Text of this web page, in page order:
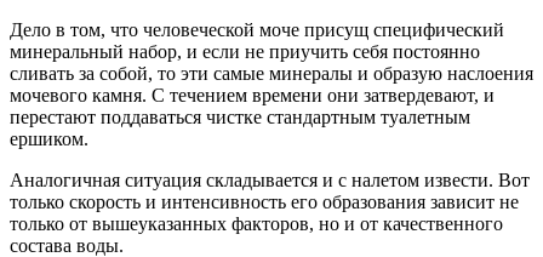
Дело в том, что человеческой моче присущ специфический
минеральный набор, и если не приучить себя постоянно
сливать за собой, то эти самые минералы и образую наслоения
мочевого камня. С течением времени они затвердевают, и
перестают поддаваться чистке стандартным туалетным
ершиком.
Аналогичная ситуация складывается и с налетом извести. Вот
только скорость и интенсивность его образования зависит не
только от вышеуказанных факторов, но и от качественного
состава воды.